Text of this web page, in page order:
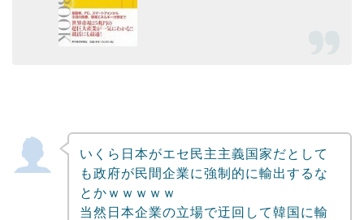
いくら日本がエセ民主主義国家だとして
も政府が民間企業に強制的に輸出するな
とかｗｗｗｗｗ
当然日本企業の立場で迂回して韓国に輸